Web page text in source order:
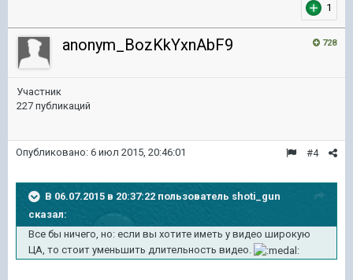
1
728
anonym_BozKkYxnAbF9
Участник
227 публикаций
#4
Опубликовано: 6 июл 2015, 20:46:01
В 06.07.2015 в 20:37:22 пользователь shoti_gun
сказал:
Все бы ничего, но: если вы хотите иметь у видео широкую
ЦА, то стоит уменьшить длительность видео.